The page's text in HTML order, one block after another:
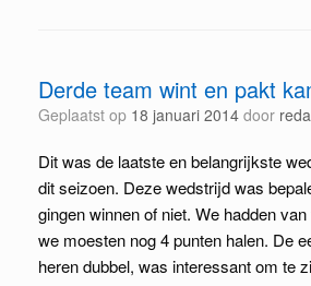
Derde team wint en pakt
Geplaatst op 18 januari 2014 door
Dit was de laatste en belangrijkste
dit seizoen. Deze wedstrijd was
gingen winnen of niet. We hadden
we moesten nog 4 punten halen. De
heren dubbel, was interessant om te